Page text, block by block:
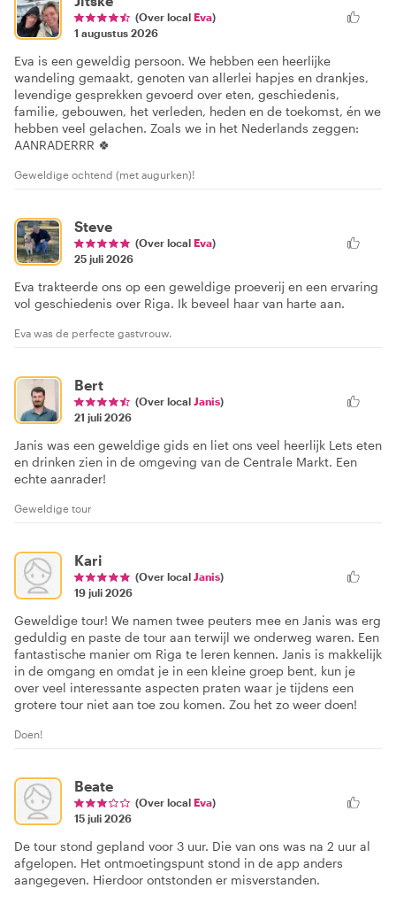
(Over local Eva)
1 augustus 2026
Eva is een geweldig persoon. We hebben een heerlijke
wandeling gemaakt, genoten van allerlei hapjes en drankjes,
levendige gesprekken gevoerd over eten, geschiedenis,
familie, gebouwen, het verleden, heden en de toekomst, én we
hebben veel gelachen. Zoals we in het Nederlands zeggen:
AANRADERRR 🍀
Geweldige ochtend (met augurken)!
Steve
(Over local Eva)
25 juli 2026
Eva trakteerde ons op een geweldige proeverij en een ervaring
vol geschiedenis over Riga. Ik beveel haar van harte aan.
Eva was de perfecte gastvrouw.
Bert
(Over local Janis)
21 juli 2026
Janis was een geweldige gids en liet ons veel heerlijk Lets eten
en drinken zien in de omgeving van de Centrale Markt. Een
echte aanrader!
Geweldige tour
Kari
(Over local Janis)
19 juli 2026
Geweldige tour! We namen twee peuters mee en Janis was erg
geduldig en paste de tour aan terwijl we onderweg waren. Een
fantastische manier om Riga te leren kennen. Janis is makkelijk
in de omgang en omdat je in een kleine groep bent, kun je
over veel interessante aspecten praten waar je tijdens een
grotere tour niet aan toe zou komen. Zou het zo weer doen!
Doen!
Beate
(Over local Eva)
15 juli 2026
De tour stond gepland voor 3 uur. Die van ons was na 2 uur al
afgelopen. Het ontmoetingspunt stond in de app anders
aangegeven. Hierdoor ontstonden er misverstanden.